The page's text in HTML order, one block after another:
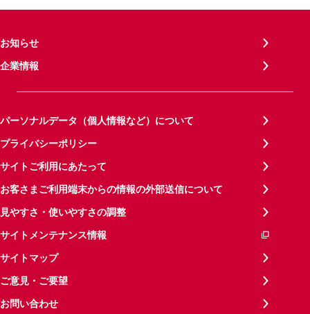
お知らせ
企業情報
パーソナルデータ（個人情報など）について
プライバシーポリシー
サイトご利用にあたって
お客さまご利用端末からの情報の外部送信について
見やすさ・使いやすさの調整
サイトメンテナンス情報
サイトマップ
ご意見・ご要望
お問い合わせ